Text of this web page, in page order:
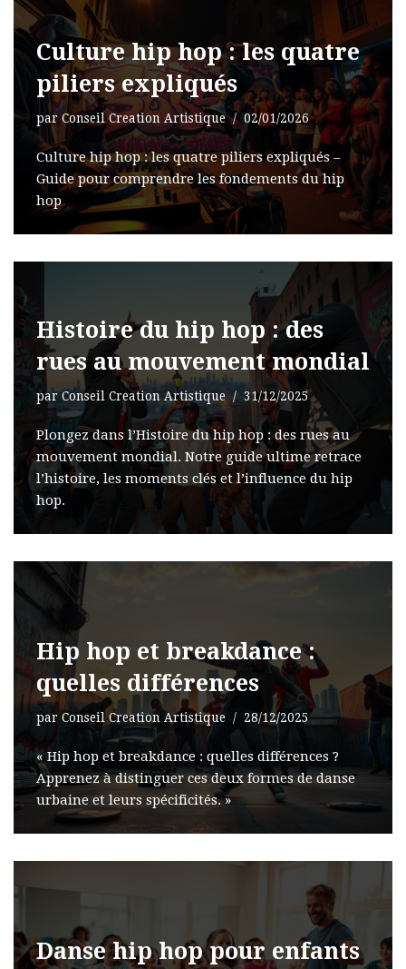
Culture hip hop : les quatre
piliers expliqués
par Conseil Creation Artistique 02/01/2026
Culture hip hop : les quatre piliers expliqués –
Guide pour comprendre les fondements du hip
hop
Histoire du hip hop : des
rues au mouvement mondial
parConseil Creation Artistique 31/12/2025
Plongez dans l’Histoire du hip hop : des rues au
mouvement mondial. Notre guide ultime retrace
l’histoire, les moments clés et l’influence du hip
hop.
Hip hop et breakdance :
quelles différences
par Conseil Creation Artistique 28/12/2025
« Hip hop et breakdance : quelles différences ?
Apprenez à distinguer ces deux formes de danse
urbaine et leurs spécificités. »
Danse hip hop pour enfants